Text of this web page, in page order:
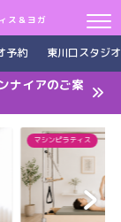
ス＆ヨガ
予約 東川口スタジ
ナイアのご案
マシンピラティス